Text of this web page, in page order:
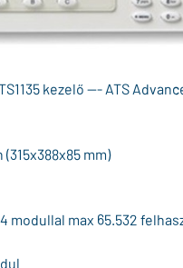
kezelő --- ATS
mm)
modullal max 65.532